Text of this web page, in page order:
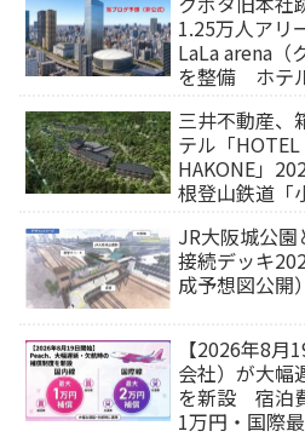
1.25万人アリ
LaLa arena（
を整備 ホテ
三井不動産、
テル「
HAKONE」
根登山鉄道「
JR大阪城公
接続デッキ
成予想図公開）
【2026年8月
会社）が大幅
を新設 宿泊
1万円・国際